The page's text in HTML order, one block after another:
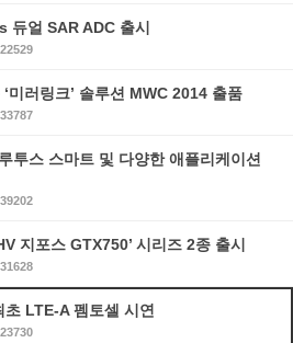
듀얼 SAR ADC 출시
22529
미러링크’ 솔루션 MWC 2014 출품
33787
투스 스마트 및 다양한 애플리케이션
39202
지포스 GTX750’ 시리즈 2종 출시
31628
LTE-A 펨토셀 시연
23730